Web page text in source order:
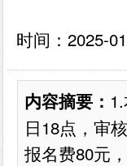
时间：2025-
内容摘要：
日18点，审
报名费80元